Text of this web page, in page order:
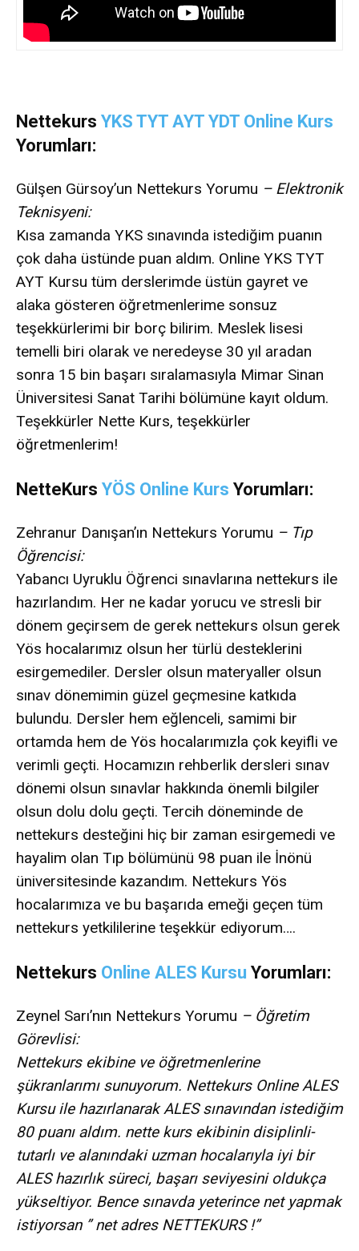
Nettekurs YKS TYT AYT YDT Online Kurs
Yorumları:
Gülşen Gürsoy’un Nettekurs Yorumu – Elektronik
Teknisyeni:
Kısa zamanda YKS sınavında istediğim puanın
çok daha üstünde puan aldım. Online YKS TYT
AYT Kursu tüm derslerimde üstün gayret ve
alaka gösteren öğretmenlerime sonsuz
teşekkürlerimi bir borç bilirim. Meslek lisesi
temelli biri olarak ve neredeyse 30 yıl aradan
sonra 15 bin başarı sıralamasıyla Mimar Sinan
Üniversitesi Sanat Tarihi bölümüne kayıt oldum.
Teşekkürler Nette Kurs, teşekkürler
öğretmenlerim!
NetteKurs YÖS Online Kurs Yorumları:
Zehranur Danışan’ın Nettekurs Yorumu – Tıp
Öğrencisi:
Yabancı Uyruklu Öğrenci sınavlarına nettekurs ile
hazırlandım. Her ne kadar yorucu ve stresli bir
dönem geçirsem de gerek nettekurs olsun gerek
Yös hocalarımız olsun her türlü desteklerini
esirgemediler. Dersler olsun materyaller olsun
sınav dönemimin güzel geçmesine katkıda
bulundu. Dersler hem eğlenceli, samimi bir
ortamda hem de Yös hocalarımızla çok keyifli ve
verimli geçti. Hocamızın rehberlik dersleri sınav
dönemi olsun sınavlar hakkında önemli bilgiler
olsun dolu dolu geçti. Tercih döneminde de
nettekurs desteğini hiç bir zaman esirgemedi ve
hayalim olan Tıp bölümünü 98 puan ile İnönü
üniversitesinde kazandım. Nettekurs Yös
hocalarımıza ve bu başarıda emeği geçen tüm
nettekurs yetkililerine teşekkür ediyorum….
Nettekurs Online ALES Kursu Yorumları:
Zeynel Sarı’nın Nettekurs Yorumu – Öğretim
Görevlisi:
Nettekurs ekibine ve öğretmenlerine
şükranlarımı sunuyorum. Nettekurs Online ALES
Kursu ile hazırlanarak ALES sınavından istediğim
80 puanı aldım. nette kurs ekibinin disiplinli-
tutarlı ve alanındaki uzman hocalarıyla iyi bir
ALES hazırlık süreci, başarı seviyesini oldukça
yükseltiyor. Bence sınavda yeterince net yapmak
istiyorsan ” net adres NETTEKURS !”